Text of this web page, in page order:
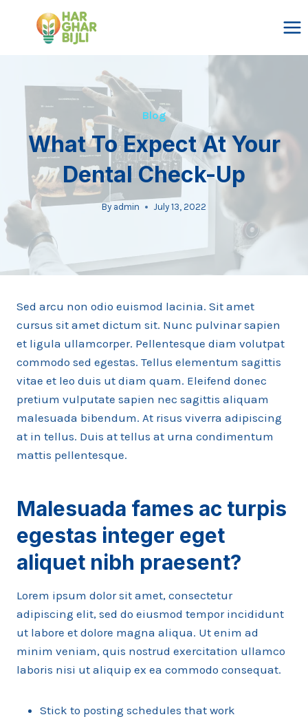
Blog
What To Expect At Your
Dental Check-Up
By admin July 13, 2022
Sed arcu non odio euismod lacinia. Sit amet
cursus sit amet dictum sit. Nunc pulvinar sapien
et ligula ullamcorper. Pellentesque diam volutpat
commodo sed egestas. Tellus elementum sagittis
vitae et leo duis ut diam quam. Eleifend donec
pretium vulputate sapien nec sagittis aliquam
malesuada bibendum. At risus viverra adipiscing
at in tellus. Duis at tellus at urna condimentum
mattis pellentesque.
Malesuada fames ac turpis
egestas integer eget
aliquet nibh praesent?
Lorem ipsum dolor sit amet, consectetur
adipiscing elit, sed do eiusmod tempor incididunt
ut labore et dolore magna aliqua. Ut enim ad
minim veniam, quis nostrud exercitation ullamco
laboris nisi ut aliquip ex ea commodo consequat.
Stick to posting schedules that work